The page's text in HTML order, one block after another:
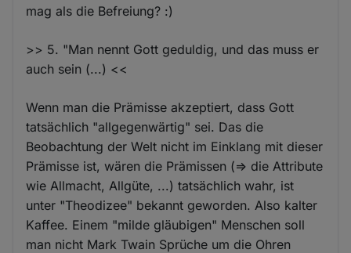
mag als die Befreiung? :)
>> 5. "Man nennt Gott geduldig, und das muss er
auch sein (...) <<
Wenn man die Prämisse akzeptiert, dass Gott
tatsächlich "allgegenwärtig" sei. Das die
Beobachtung der Welt nicht im Einklang mit dieser
Prämisse ist, wären die Prämissen (=> die Attribute
wie Allmacht, Allgüte, ...) tatsächlich wahr, ist
unter "Theodizee" bekannt geworden. Also kalter
Kaffee. Einem "milde gläubigen" Menschen soll
man nicht Mark Twain Sprüche um die Ohren